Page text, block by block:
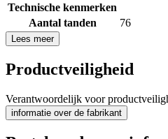
Technische kenmerken
Aantal tanden
76
Lees meer
Productveiligheid
Verantwoordelijk voor
informatie over de fabrikant